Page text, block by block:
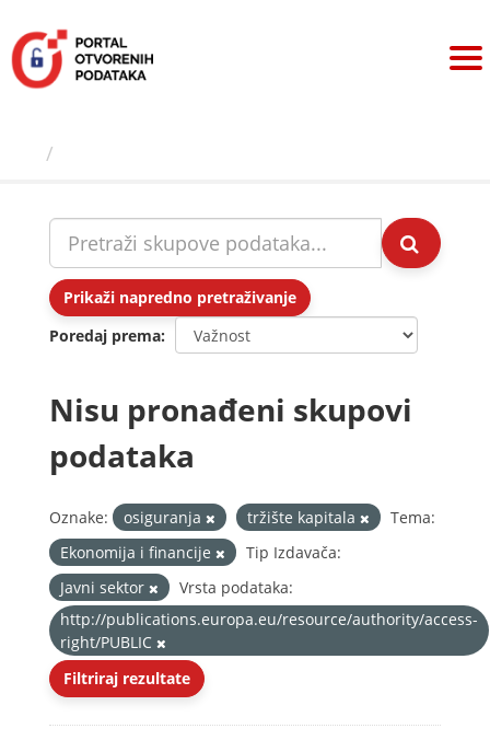
sadržaj
Prikaži napredno pretraživanje
Poredaj prema
Nisu pronađeni skupovi
podataka
Oznake: osiguranja tržište kapitala
Tema:
Ekonomija i financije
Tip Izdavača:
Javni sektor
Vrsta podataka:
http://publications.europa.eu/resource/authority/access-
right/PUBLIC
Filtriraj rezultate